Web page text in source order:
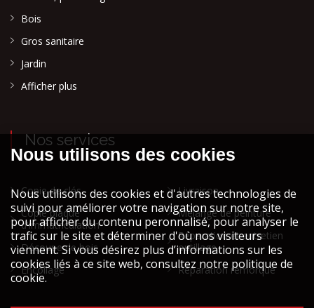
Bois
Gros sanitaire
Jardin
Afficher plus
Nos services
Copie de clés
Copie plaque
d'immatriculation
Découpe de bois
Encollage
Livraison
Mélange de peinture
Réparation et entretien
outillage
Réparation remorque